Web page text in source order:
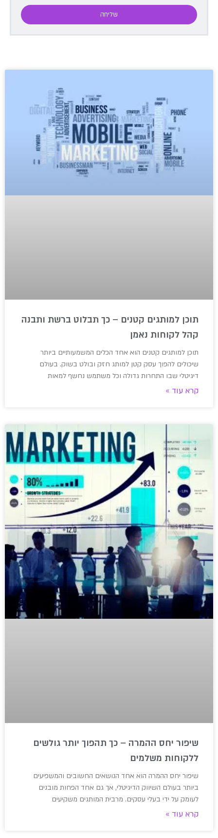
שליחה
תוכן למותגים קטנים – כך תבלוט ברשת ותבנה
קהל לקוחות נאמן
תוכן למותגים קטנים הוא אחד הכלים המשמעותיים ביותר
שיכולים להפוך עסק קטן למותג חזק ובולט בשוק. בעולם
דיגיטלי שבו התחרות גדולה וכל משתמש נחשף למאות
קרא עוד »
שיפור יחס ההמרה – כך תהפוך יותר גולשים
ללקוחות משלמים
שיפור יחס ההמרה הוא אחד הנושאים החשובים והמשפיעים
ביותר בעולם השיווק הדיגיטלי, אך גם אחד הפחות מובנים
לעומק על ידי בעלי עסקים. מרבית המותגים משקיעים
קרא עוד »